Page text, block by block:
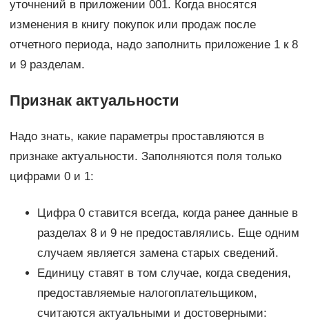
уточнений в приложении 001. Когда вносятся
изменения в книгу покупок или продаж после
отчетного периода, надо заполнить приложение 1 к 8
и 9 разделам.
Признак актуальности
Надо знать, какие параметры проставляются в
признаке актуальности. Заполняются поля только
цифрами 0 и 1:
Цифра 0 ставится всегда, когда ранее данные в
разделах 8 и 9 не предоставлялись. Еще одним
случаем является замена старых сведений.
Единицу ставят в том случае, когда сведения,
предоставляемые налогоплательщиком,
считаются актуальными и достоверными: